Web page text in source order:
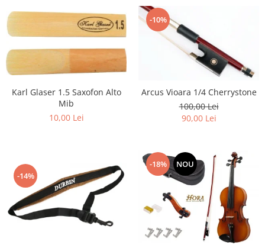
Karl Glaser 1.5 Saxofon Alto
Mib
10,00 Lei
-10%
Arcus Vioara 1/4 Cherrystone
100,00 Lei
90,00 Lei
-14%
-18% NOU